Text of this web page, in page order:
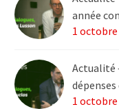
année
1 octobre
Actualité
dépenses
1 octobre